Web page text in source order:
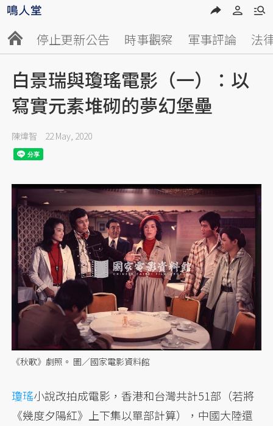
停止更新公告 時事觀察 軍事評論 法
白景瑞與瓊瑤電影（一）：以
寫實元素堆砌的夢幻堡壘
陳煒智 22 May, 2020
《秋歌》劇照。 圖／國家電影資料館
瓊瑤小說改拍成電影，香港和台灣共計51部（若將
《幾度夕陽紅》上下集以單部計算），中國大陸還